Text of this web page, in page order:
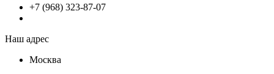
+7 (968) 323-87-07
Наш адрес
Москва